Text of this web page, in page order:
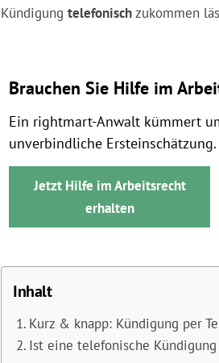
Kündigung telefonischzukommen
Brauchen Sie Hilfe im
Ein rightmart-Anwalt kümmert
unverbindliche Ersteinschätzung.
Jetzt Hilfe im Arbeitsrecht
erhalten
Inhalt
Kurz & knapp: Kündigung per
Ist eine telefonische